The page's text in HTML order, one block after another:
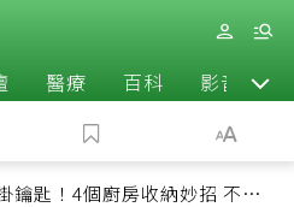
醫療 百科 影音
鑰匙！4個廚房收納妙招 不用